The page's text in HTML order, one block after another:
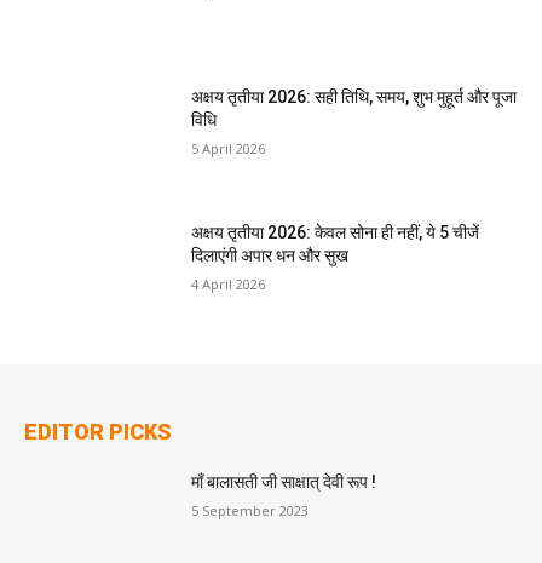
अक्षय तृतीया 2026: सही तिथि, समय, शुभ मुहूर्त और पूजा
विधि
5 April 2026
अक्षय तृतीया 2026: केवल सोना ही नहीं, ये 5 चीजें
दिलाएंगी अपार धन और सुख
4 April 2026
EDITOR PICKS
माँ बालासती जी साक्षात् देवी रूप !
5 September 2023